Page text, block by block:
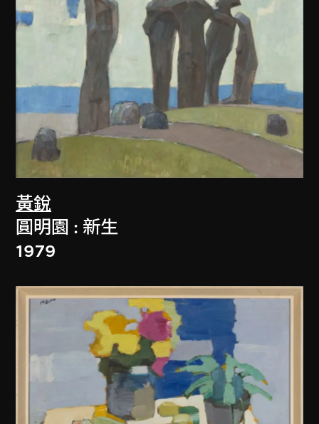
黃銳
圓明園 : 新生
1979